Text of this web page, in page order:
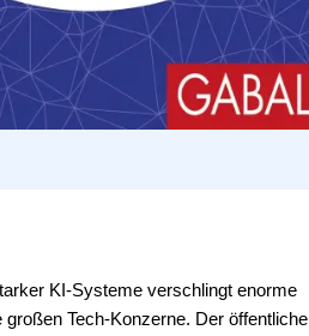
KI-Systeme verschlingt enorme
Tech-Konzerne. Der öffentliche